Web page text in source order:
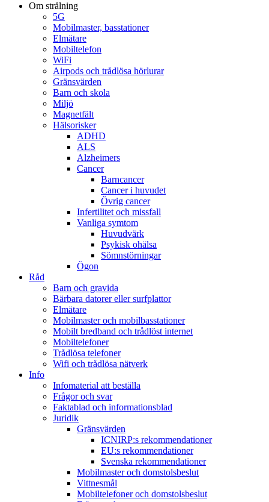
Om strålning
5G
Mobilmaster, basstationer
Elmätare
Mobiltelefon
WiFi
Airpods och trådlösa hörlurar
Gränsvärden
Barn och skola
Miljö
Magnetfält
Hälsorisker
ADHD
ALS
Alzheimers
Cancer
Barncancer
Cancer i huvudet
Övrig cancer
Infertilitet och missfall
Vanliga symtom
Huvudvärk
Psykisk ohälsa
Sömnstörningar
Ögon
Råd
Barn och gravida
Bärbara datorer eller surfplattor
Elmätare
Mobilmaster och mobilbasstationer
Mobilt bredband och trådlöst internet
Mobiltelefoner
Trådlösa telefoner
Wifi och trådlösa nätverk
Info
Infomaterial att beställa
Frågor och svar
Faktablad och informationsblad
Juridik
Gränsvärden
ICNIRP:s rekommendationer
EU:s rekommendationer
Svenska rekommendationer
Mobilmaster och domstolsbeslut
Vittnesmål
Mobiltelefoner och domstolsbeslut